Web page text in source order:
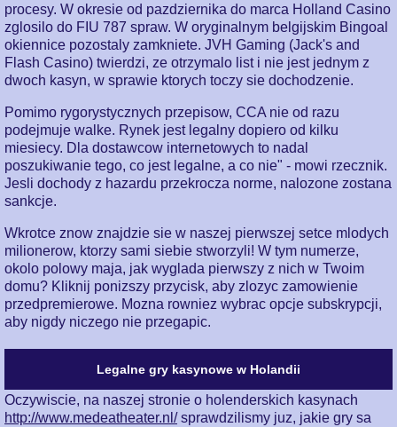
procesy. W okresie od pazdziernika do marca Holland Casino
zglosilo do FIU 787 spraw. W oryginalnym belgijskim Bingoal
okiennice pozostaly zamkniete. JVH Gaming (Jack's and
Flash Casino) twierdzi, ze otrzymalo list i nie jest jednym z
dwoch kasyn, w sprawie ktorych toczy sie dochodzenie.
Pomimo rygorystycznych przepisow, CCA nie od razu
podejmuje walke. Rynek jest legalny dopiero od kilku
miesiecy. Dla dostawcow internetowych to nadal
poszukiwanie tego, co jest legalne, a co nie" - mowi rzecznik.
Jesli dochody z hazardu przekrocza norme, nalozone zostana
sankcje.
Wkrotce znow znajdzie sie w naszej pierwszej setce mlodych
milionerow, ktorzy sami siebie stworzyli! W tym numerze,
okolo polowy maja, jak wyglada pierwszy z nich w Twoim
domu? Kliknij ponizszy przycisk, aby zlozyc zamowienie
przedpremierowe. Mozna rowniez wybrac opcje subskrypcji,
aby nigdy niczego nie przegapic.
Legalne gry kasynowe w Holandii
Oczywiscie, na naszej stronie o holenderskich kasynach
http://www.medeatheater.nl/sprawdzilismy juz, jakie gry sa